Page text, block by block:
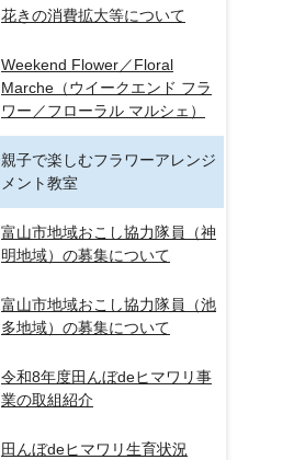
花きの消費拡大等について
Weekend Flower／Floral
Marche（ウイークエンド フラ
ワー／フローラル マルシェ）
親子で楽しむフラワーアレンジ
メント教室
富山市地域おこし協力隊員（神
明地域）の募集について
富山市地域おこし協力隊員（池
多地域）の募集について
令和8年度田んぼdeヒマワリ事
業の取組紹介
田んぼdeヒマワリ生育状況